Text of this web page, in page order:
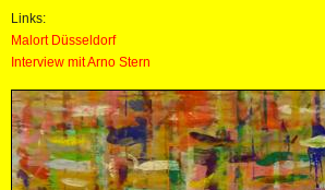
Links:
Malort Düsseldorf
Interview mit Arno Stern